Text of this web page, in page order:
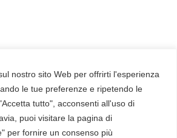
nostro sito Web per offrirti l'esperienza
le tue preferenze e ripetendo le
tutto", acconsenti all'uso di
puoi visitare la pagina di
per fornire un consenso più